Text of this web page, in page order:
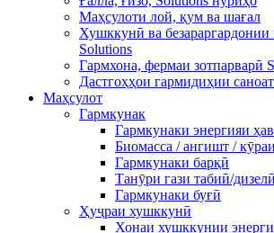
Маҳсулоти лой, қум ва шағал
Хушккунӣ ва
Solutions
Гармхона, фермаи зотпарварӣ
Дастгоҳҳои гармидиҳии
Маҳсулот
Гармкунак
Гармкунаки энергияи
Биомасса / ангишт /
Гармкунаки барқӣ
Танӯри гази табиӣ/дизелӣ
Гармкунаки буғӣ
Ҳуҷраи хушккунӣ
Хонаи хушккунии